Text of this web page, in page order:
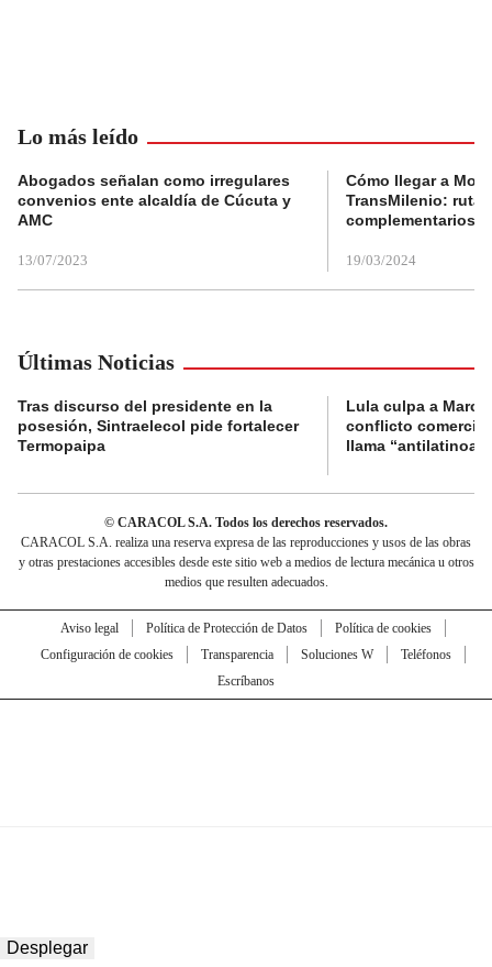
Lo más leído
Abogados señalan como irregulares
convenios ente alcaldía de Cúcuta y
AMC
13/07/2023
Cómo llegar a
TransMilenio:
complementarios
19/03/2024
Últimas Noticias
Tras discurso del presidente en la
posesión, Sintraelecol pide fortalecer
Termopaipa
Lula culpa a
conflicto comercial
llama
© CARACOL S.A. Todos los derechos reservados.
CARACOL S.A. realiza una reserva expresa de las reproducciones y usos de las obras
y otras prestaciones accesibles desde este sitio web a medios de lectura mecánica u otros
medios que resulten adecuados.
Aviso legal Política de Protección de Datos
Política de cookies
Configuración de cookies
Transparencia Soluciones W
Teléfonos
Escríbanos
Desplegar